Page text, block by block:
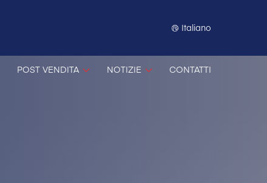
Italiano
POST VENDITA NOTIZIE CONTATTI